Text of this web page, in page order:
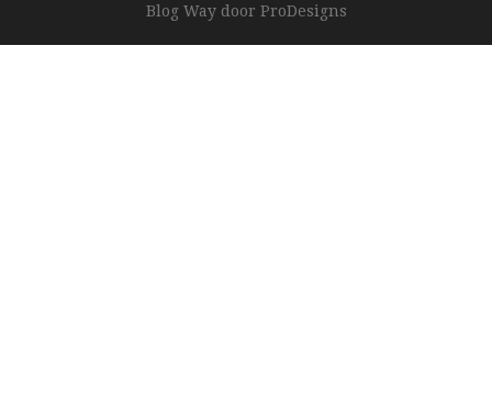
Blog Way door ProDesigns